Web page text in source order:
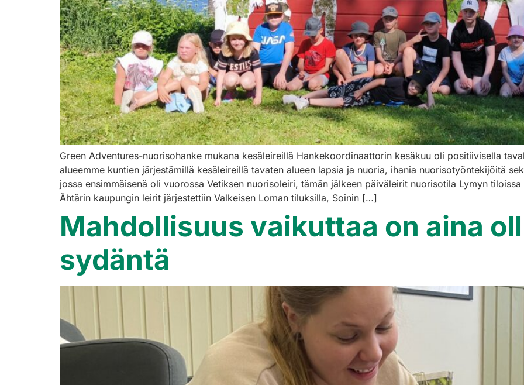
Green Adventures-nuorisohanke mukana kesäleireillä Hankekoordinaattorin kesäkuu oli positiivisella
alueemme kuntien järjestämillä kesäleireillä tavaten alueen lapsia ja nuoria, ihania nuorisotyöntekijöitä
jossa ensimmäisenä oli vuorossa Vetiksen nuorisoleiri, tämän jälkeen päiväleirit nuorisotila Lymyn
Ähtärin kaupungin leirit järjestettiin Valkeisen Loman tiluksilla, Soinin […]
Mahdollisuus vaikuttaa on aina
sydäntä